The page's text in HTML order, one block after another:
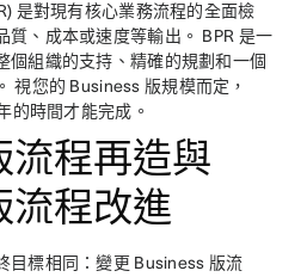
是對現有核心業務流程的全面檢
質、成本或速度等輸出。 BPR 是一
個組織的支持、精確的規劃和一個
視您的 Business 版規模而定，
的時間才能完成。
流程再造與
流程改進
目標相同：變更 Business 版流